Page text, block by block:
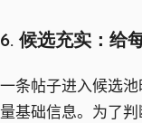
6. 候选充实：给
一条帖子进入候选
量基础信息。为了